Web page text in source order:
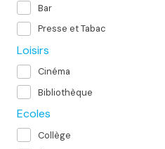
Bar
Presse et Tabac
Loisirs
Cinéma
Bibliothèque
Ecoles
Collège